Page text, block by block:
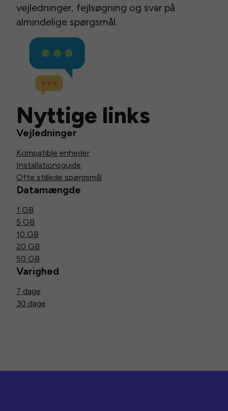
vejledninger, fejlsøgning og svar på
almindelige spørgsmål.
Nyttige links
Vejledninger
Kompatible enheder
Installationsguide
Ofte stillede spørgsmål
Datamængde
1 GB
5 GB
10 GB
20 GB
50 GB
Varighed
7 dage
30 dage